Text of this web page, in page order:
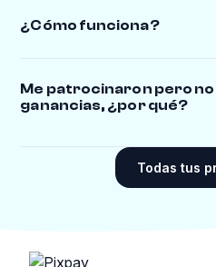
¿Cómo funciona?
Me patrocinaron pero no
ganancias, ¿por qué?
- Abrir una cuenta Pixpay y
- Su familiar debe haber
Todas tus